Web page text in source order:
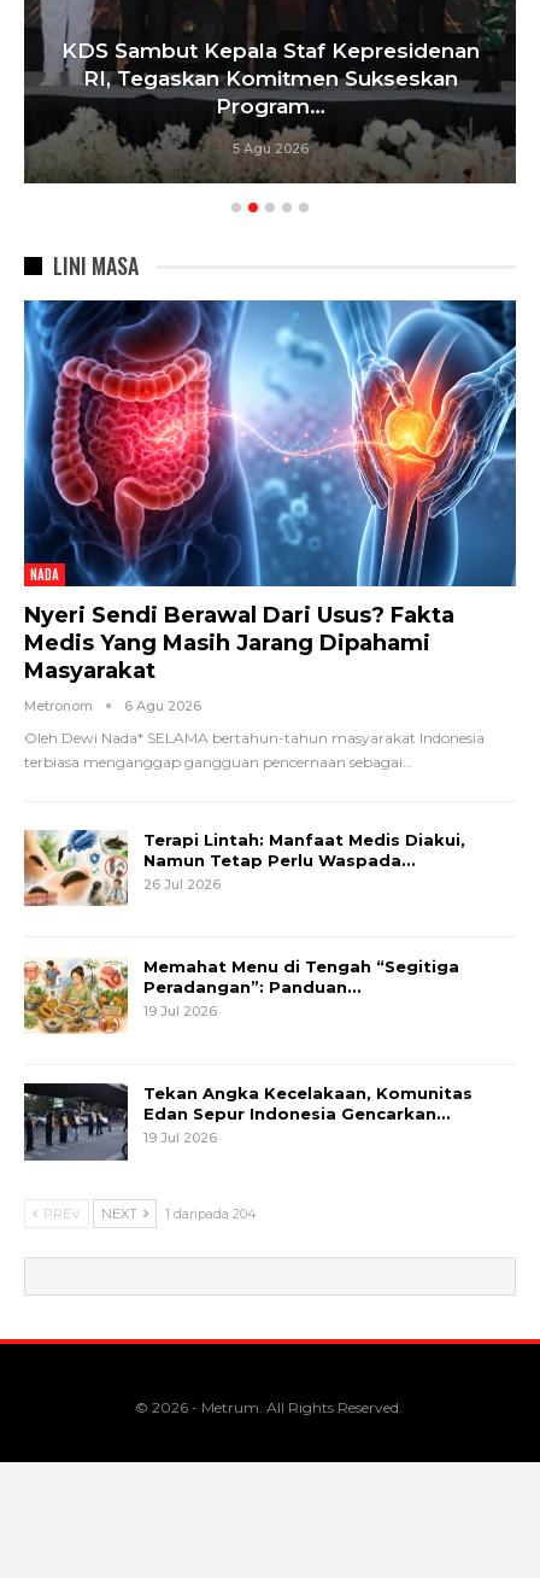
KDS Sambut Kepala Staf Kepresidenan
RI, Tegaskan Komitmen Sukseskan
Program…
5 Agu 2026
LINI MASA
NADA
Nyeri Sendi Berawal Dari Usus? Fakta
Medis Yang Masih Jarang Dipahami
Masyarakat
Metronom 6 Agu 2026
Oleh Dewi Nada* SELAMA bertahun-tahun masyarakat Indonesia
terbiasa menganggap gangguan pencernaan sebagai
Terapi Lintah: Manfaat Medis Diakui,
Namun Tetap Perlu Waspada…
26 Jul 2026
Memahat Menu di Tengah “Segitiga
Peradangan”: Panduan…
19 Jul 2026
Tekan Angka Kecelakaan, Komunitas
Edan Sepur Indonesia Gencarkan…
19 Jul 2026
PREV NEXT 1 daripada 204
© 2026 - Metrum. All Rights Reserved.